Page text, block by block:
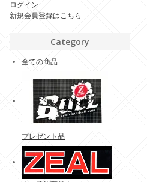
ログイン
新規会員登録はこちら
Category
全ての商品
プレゼント品